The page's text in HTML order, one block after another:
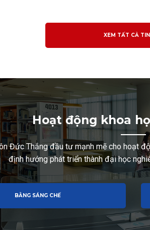
XEM TẤT CẢ
Hoạt động khoa
Đức Thắng đầu tư mạnh mẽ cho hoạt
định hướng phát triển thành đại học
BẰNG SÁNG CHẾ